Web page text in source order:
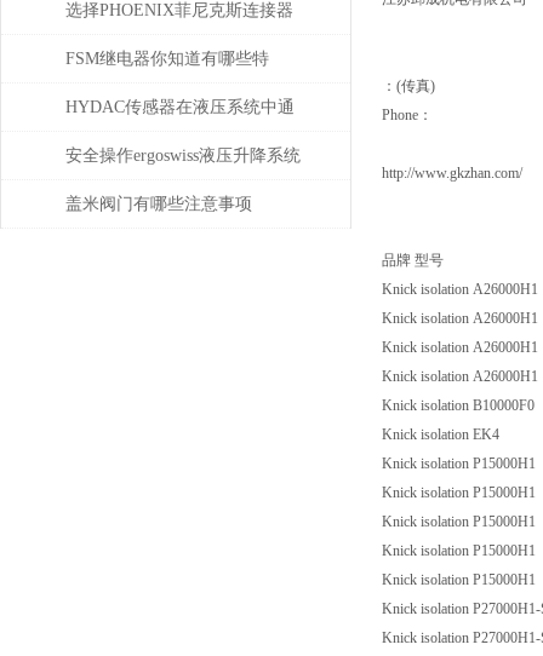
位移测量和主轴控制
选择PHOENIX菲尼克斯连接器
时需考虑哪些问题？
FSM继电器你知道有哪些特
点？
HYDAC传感器在液压系统中通
常承担哪些具体任务？
安全操作ergoswiss液压升降系统
的规程
盖米阀门有哪些注意事项
：(传真)
Phone：
http://www.gkzhan.com/
品牌 型号
Knick isolation A26000H1
Knick isolation A26000H1
Knick isolation A26000H1
Knick isolation A26000H1
Knick isolation B10000F0
Knick isolation EK4
Knick isolation P15000H1
Knick isolation P15000H1
Knick isolation P15000H1
Knick isolation P15000H1
Knick isolation P15000H1
Knick isolation P27000H1-
Knick isolation P27000H1-